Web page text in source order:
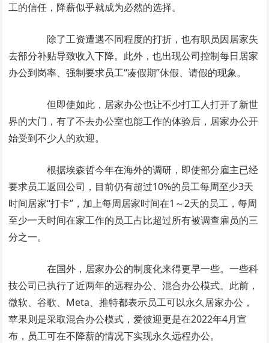
工的信任，降薪似乎就成为必然的选择。
除了工资遭遇不同程度的打折，也有职员因居家失
去部分补贴导致收入下降。此外，也出现公司控制每日居家
办公到岗率、强制要求员工“凑假期”休假、请假的现象。
但即使如此，居家办公也让不少打工人打开了新世
界的大门，有了不去办公室也能工作的体验后，居家办公开
始受到不少人的欢迎。
根据埃森哲今年在海外的调研，即使部分雇主已经
要求员工返回公司，目前仍有超过10%的员工每周至少3天
时间居家“打卡”，加上每周居家时间在1～2天的员工，每周
至少一天时间在家工作的员工占比超过所有被调查雇员的三
分之一。
在国外，居家办公的制度化来得更早一些。一些科
技公司已执行了近两年的远程办公、混合办公模式。此前，
微软、谷歌、Meta、推特都表示员工可以永久居家办公，
苹果则是采取混合办公模式，爱彼迎更是在2022年4月宣
布，员工可在不降薪的情况下实现永久远程办公。